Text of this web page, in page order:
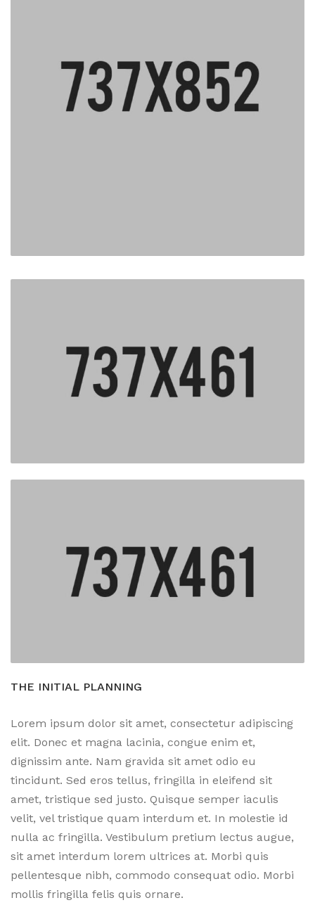
THE INITIAL PLANNING
Lorem ipsum dolor sit amet, consectetur adipiscing
elit. Donec et magna lacinia, congue enim et,
dignissim ante. Nam gravida sit amet odio eu
tincidunt. Sed eros tellus, fringilla in eleifend sit
amet, tristique sed justo. Quisque semper iaculis
velit, vel tristique quam interdum et. In molestie id
nulla ac fringilla. Vestibulum pretium lectus augue,
sit amet interdum lorem ultrices at. Morbi quis
pellentesque nibh, commodo consequat odio. Morbi
mollis fringilla felis quis ornare.